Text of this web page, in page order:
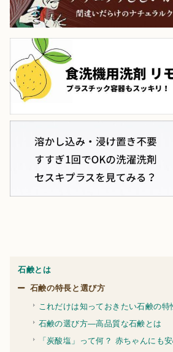
石鹸とは
石鹸の特長と選び方
これだけは知っておきたい石鹸の特
石鹸の選び方—高品質な石鹸とは
「炭酸塩」って何？ 赤ちゃんにも